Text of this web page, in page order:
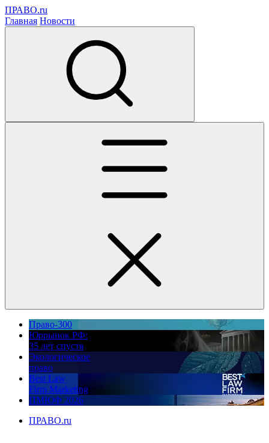
ПРАВО.ru
Главная Новости
Право-300
Юррынок РФ:
35 лет спустя
Экологическое
право
Best Law
Firm Marketing
ПМЮФ 2026
ПРАВО.ru